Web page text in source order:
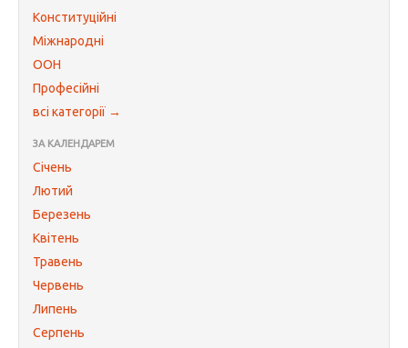
Конституційні
Міжнародні
ООН
Професійні
всі категорії →
ЗА КАЛЕНДАРЕМ
Січень
Лютий
Березень
Квітень
Травень
Червень
Липень
Серпень